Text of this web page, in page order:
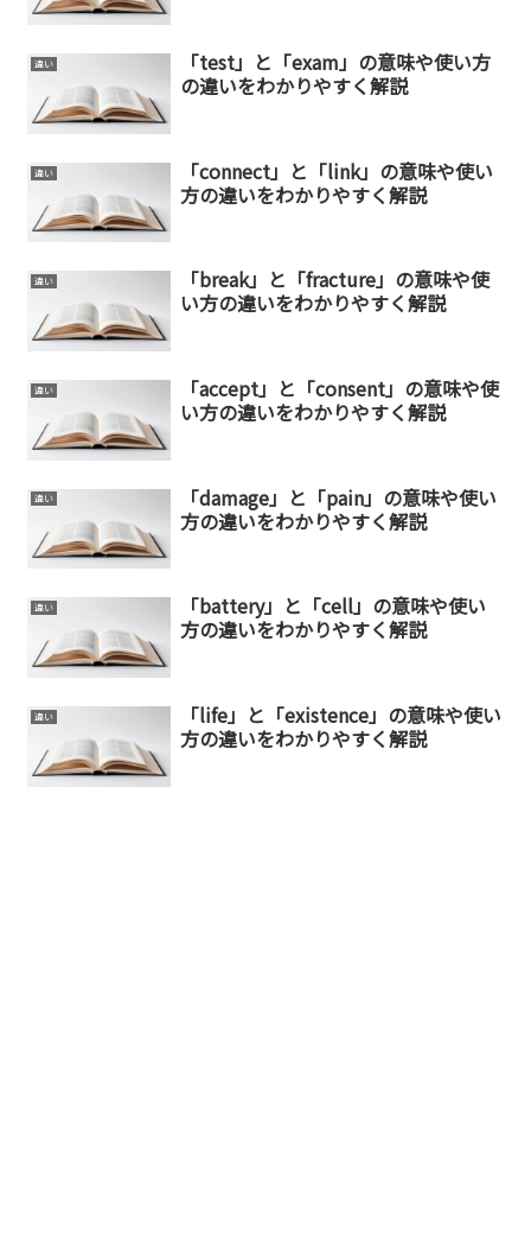
違い
「test」と「exam」の意味や使い方
の違いをわかりやすく解説
違い
「connect」と「link」の意味や使い
方の違いをわかりやすく解説
違い
「break」と「fracture」の意味や使
い方の違いをわかりやすく解説
違い
「accept」と「consent」の意味や使
い方の違いをわかりやすく解説
違い
「damage」と「pain」の意味や使い
方の違いをわかりやすく解説
違い
「battery」と「cell」の意味や使い
方の違いをわかりやすく解説
違い
「life」と「existence」の意味や使い
方の違いをわかりやすく解説